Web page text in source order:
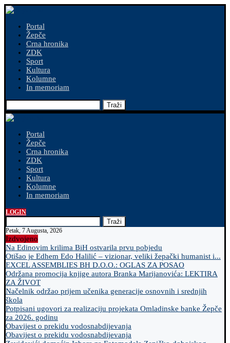
Portal
Žepče
Crna hronika
ZDK
Sport
Kultura
Kolumne
In memoriam
Traži
Portal
Žepče
Crna hronika
ZDK
Sport
Kultura
Kolumne
In memoriam
LOGIN
Traži
Petak, 7 Augusta, 2026
Izdvojeno
Na Edinovim krilima BiH ostvarila prvu pobjedu
Otišao je Edhem Edo Halilić – vizionar, veliki žepački humanist i...
EXCEL ASSEMBLIES BH D.O.O.: OGLAS ZA POSAO
Održana promocija knjige autora Branka Marijanovića: LEKTIRA
ZA ŽIVOT
Načelnik održao prijem učenika generacije osnovnih i srednjih
škola
Potpisani ugovori za realizaciju projekata Omladinske banke Žepče
za 2026. godinu
Obavijest o prekidu vodosnabdijevanja
Obavijest o prekidu vodosnabdijevanja